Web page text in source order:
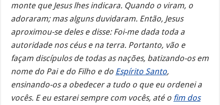
monte que Jesus lhes indicara. Quando o viram, o
adoraram; mas alguns duvidaram. Então, Jesus
aproximou-se deles e disse: Foi-me dada toda a
autoridade nos céus e na terra. Portanto, vão e
façam discípulos de todas as nações, batizando-os em
nome do Pai e do Filho e do Espírito Santo,
ensinando-os a obedecer a tudo o que eu ordenei a
vocês. E eu estarei sempre com vocês, até o fim dos